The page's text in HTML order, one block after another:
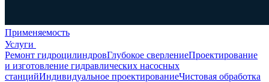
Применяемость
Услуги
Ремонт гидроцилиндровГлубокое сверлениеПроектирование
и изготовление гидравлических насосных
станцийИндивидуальное проектированиеЧистовая обработка